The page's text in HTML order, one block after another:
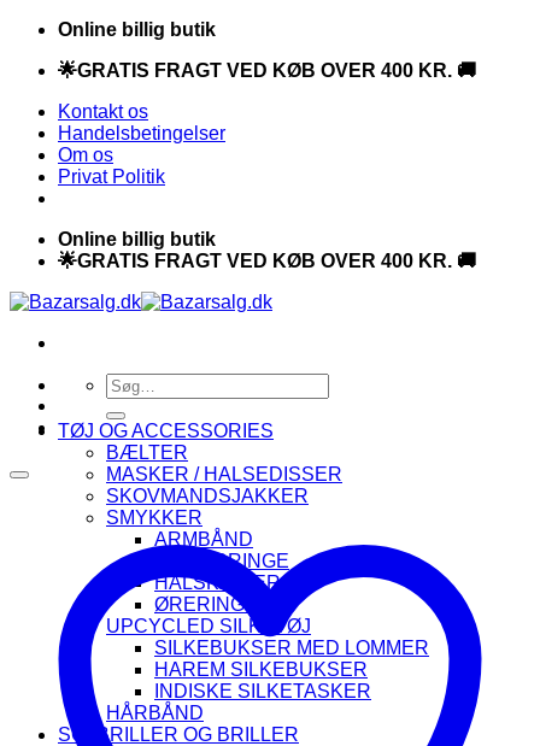
Fortsæt
indhold
Online billig butik
🌟GRATIS FRAGT VED KØB OVER 400 KR. 🚚
Kontakt os
Handelsbetingelser
Om os
Privat Politik
Online billig butik
🌟GRATIS FRAGT VED KØB OVER 400 KR. 🚚
Søg
efter:
TØJ OG ACCESSORIES
BÆLTER
MASKER / HALSEDISSER
SKOVMANDSJAKKER
SMYKKER
ARMBÅND
FINGERRINGE
HALSKÆDER
ØRERINGE
UPCYCLED SILKETØJ
SILKEBUKSER MED LOMMER
HAREM SILKEBUKSER
INDISKE SILKETASKER
HÅRBÅND
SOLBRILLER OG BRILLER